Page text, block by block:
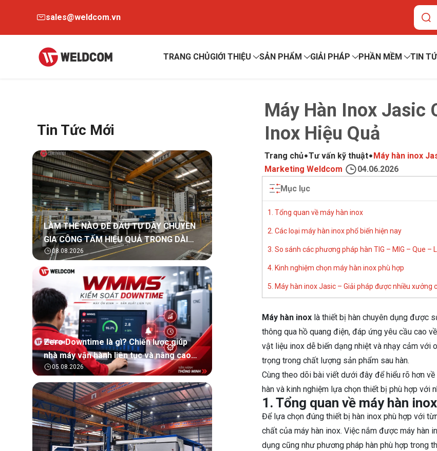
sales@weldcom.vn
TRANG CHỦGIỚI THIỆU SẢN PHẨM GIẢI PHÁP PHẦN MỀM TIN
Tin Tức Mới
LÀM THẾ NÀO ĐỂ ĐẦU TƯ DÂY CHUYỀN
GIA CÔNG TẤM HIỆU QUẢ TRONG DÀI
HẠN?
08.08.2026
Zero Downtime là gì? Chiến lược giúp
nhà máy vận hành liên tục và nâng cao
hiệu quả sản xuất
05.08.2026
Máy Hàn Inox Jasic
Inox Hiệu Quả
Trang chủ Tư vấn kỹ thuật Máy hàn inox
Marketing Weldcom
04.06.2026
Mục lục
1. Tổng quan về máy hàn inox
2. Các loại máy hàn inox phổ biến hiện nay
3. So sánh các phương pháp hàn TIG – MIG – Que –
4. Kinh nghiệm chọn máy hàn inox phù hợp
5. Máy hàn inox Jasic – Giải pháp được nhiều xưởng
Máy hàn inox là thiết bị hàn chuyên dụng được
thông qua hồ quang điện, đáp ứng yêu cầu cao
vật liệu inox dễ biến dạng nhiệt và nhạy cảm với
trọng trong chất lượng sản phẩm sau hàn.
Cùng theo dõi bài viết dưới đây để hiểu rõ hơn
hàn và kinh nghiệm lựa chọn thiết bị phù hợp với
1. Tổng quan về máy hàn inox
Để lựa chọn đúng thiết bị hàn inox phù hợp với
chất của máy hàn inox. Việc nắm được máy hàn
dụng cũng như phương pháp hàn phù hợp trong